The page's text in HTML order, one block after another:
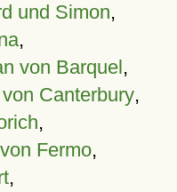
und Simon,
,
von Barquel,
Canterbury,
,
Fermo,
,